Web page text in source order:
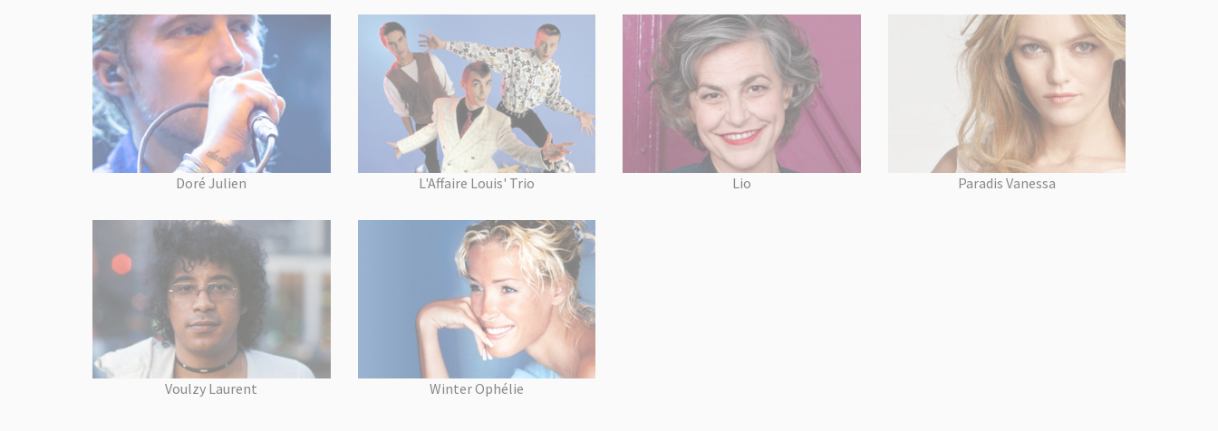
Doré Julien L'Affaire Louis' Trio Lio Paradis Vanessa
Voulzy Laurent Winter Ophélie